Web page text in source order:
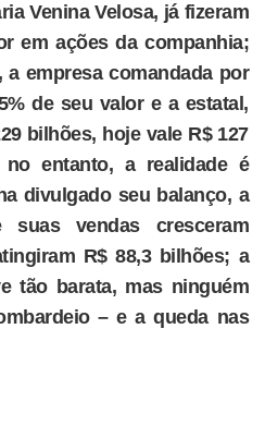
Venina Velosa, já fizeram
em ações da companhia;
a empresa comandada por
de seu valor e a estatal,
bilhões, hoje vale R$ 127
entanto, a realidade é
divulgado seu balanço, a
suas vendas cresceram
R$ 88,3 bilhões; a
tão barata, mas ninguém
– e a queda nas